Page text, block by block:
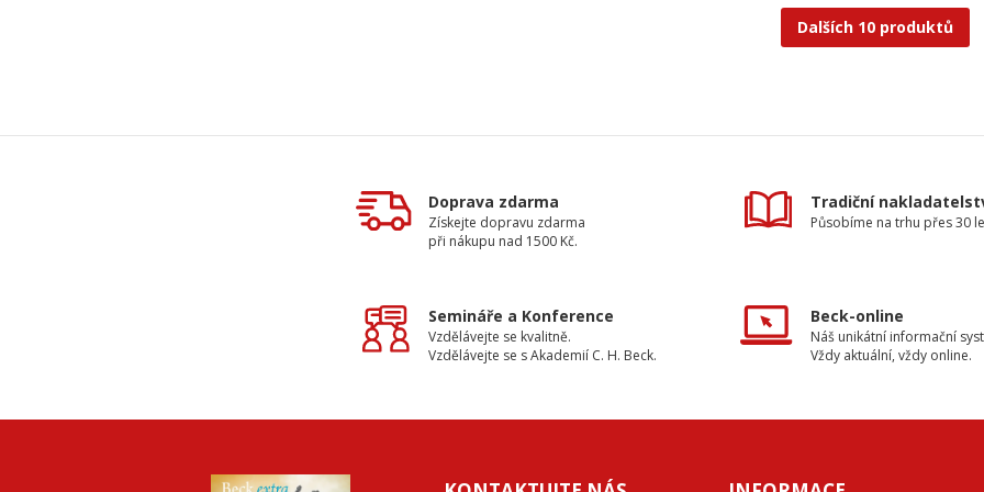
Dalších 10 produktů
Doprava zdarma
Získejte dopravu zdarma
při nákupu nad 1500 Kč.
Tradiční
Působíme na trhu přes 30
Semináře a Konference
Vzdělávejte se kvalitně.
Vzdělávejte se s Akademií C. H. Beck.
Beck-online
Náš unikátní informační
Vždy aktuální, vždy online.